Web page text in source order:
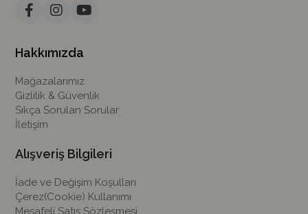
Hakkımızda
Mağazalarımız
Gizlilik & Güvenlik
Sıkça Sorulan Sorular
İletişim
Alışveriş Bilgileri
İade ve Değişim Koşulları
Çerez(Cookie) Kullanımı
Mesafeli Satış Sözleşmesi